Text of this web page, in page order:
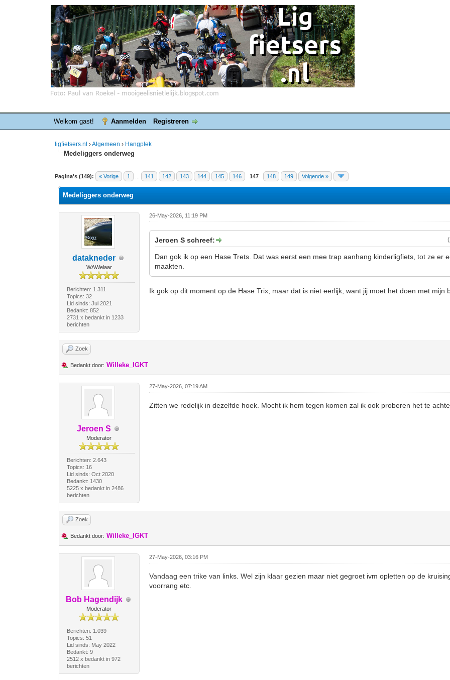
Welkom gast! Aanmelden Registreren
ligfietsers.nl ›Algemeen › Hangplek
Medeliggers onderweg
Pagina's (149): « Vorige 1 141 142 143 144 145 146 147 148 149 Volgende »
7 stemmen - gemiddelde waardering is 3.86
1
2
3
4
5
Medeliggers onderweg
datakneder
WAWelaar
Berichten: 1.311
Topics: 32
Lid sinds: Jul 2021
Bedankt: 852
2731 x bedankt in 1233
berichten
26-May-2026, 11:19 PM
Jeroen S schreef:
Dan gok ik op een Hase Trets. Dat was eerst een mee trap aanhang kinderligfiets, tot ze er
maakten.
Ik gok op dit moment op de Hase Trix, maar dat is niet eerlijk, want jij moet het doen met mijn
Zoek
Bedankt door: Willeke_IGKT
Jeroen S
Moderator
Berichten: 2.643
Topics: 16
Lid sinds: Oct 2020
Bedankt: 1430
5225 x bedankt in 2486
berichten
27-May-2026, 07:19 AM
Zitten we redelijk in dezelfde hoek. Mocht ik hem tegen komen zal ik ook proberen het te
Zoek
Bedankt door: Willeke_IGKT
Bob Hagendijk
Moderator
Berichten: 1.039
Topics: 51
Lid sinds: May 2022
Bedankt: 9
2512 x bedankt in 972
berichten
27-May-2026, 03:16 PM
Vandaag een trike van links. Wel zijn klaar gezien maar niet gegroet ivm opletten op de
voorrang etc.